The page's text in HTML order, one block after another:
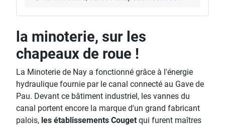
la minoterie, sur les
chapeaux de roue !
La Minoterie de Nay a fonctionné grâce à l'énergie
hydraulique fournie par le canal connecté au Gave de
Pau. Devant ce bâtiment industriel, les vannes du
canal portent encore la marque d'un grand fabricant
palois, les établissements Couget qui furent maîtres